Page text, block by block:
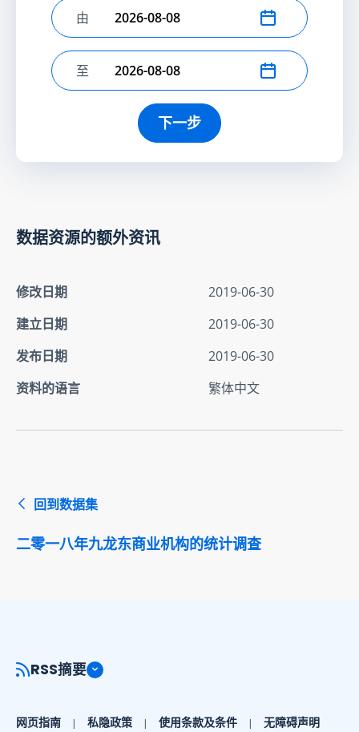
选择开始日期
由
选择结束日期
至
下一步
数据资源的额外资讯
修改日期
2019-06-30
建立日期
2019-06-30
发布日期
2019-06-30
资料的语言
繁体中文
回到数据集
二零一八年九龙东商业机构的统计调查
RSS摘要
网页指南 私隐政策 使用条款及条件 无障碍声明